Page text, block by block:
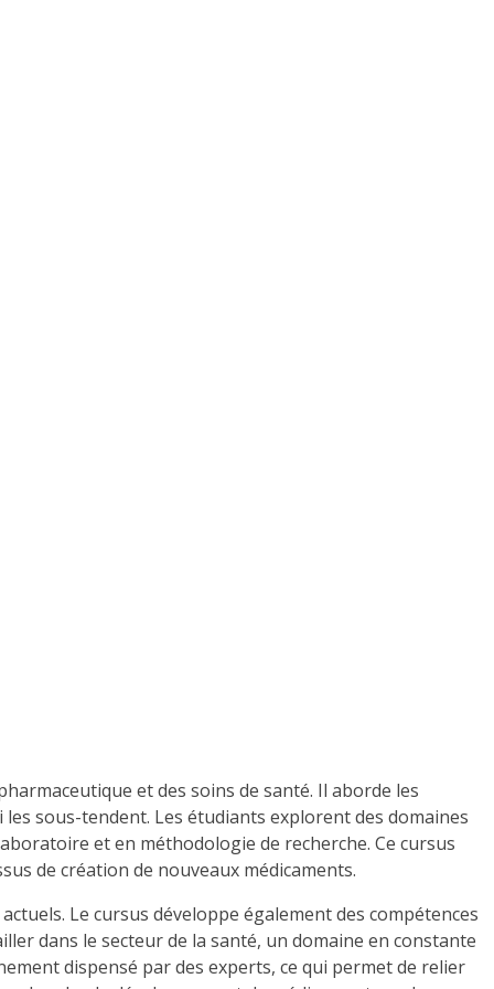
et des soins de santé. Il aborde les
sous-tendent. Les étudiants explorent des domaines
et en méthodologie de recherche. Ce cursus
de création de nouveaux médicaments.
Le cursus développe également des compétences
dans le secteur de la santé, un domaine en constante
dispensé par des experts, ce qui permet de relier